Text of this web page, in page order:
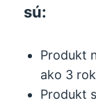
sú:
Produkt
ako 3
Produkt